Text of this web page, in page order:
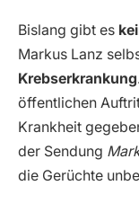
Bislang gibt es
Markus Lanz
Krebserkrankung
öffentlichen
Krankheit
der Sendung
die Gerüchte